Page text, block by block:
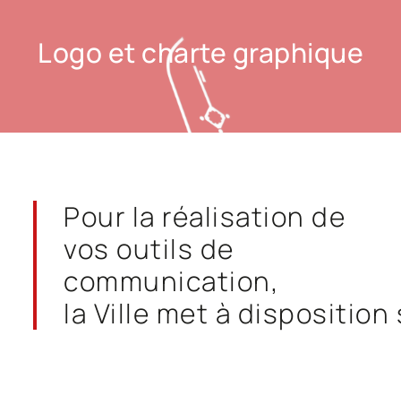
Logo et charte graphique
Pour la réalisation de
vos outils de
communication,
la Ville met à disposition